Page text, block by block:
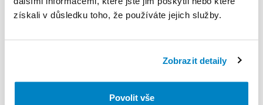
získali v důsledku toho, že používáte jejich služby.
Zobrazit detaily
Povolit vše
| do 130 kg